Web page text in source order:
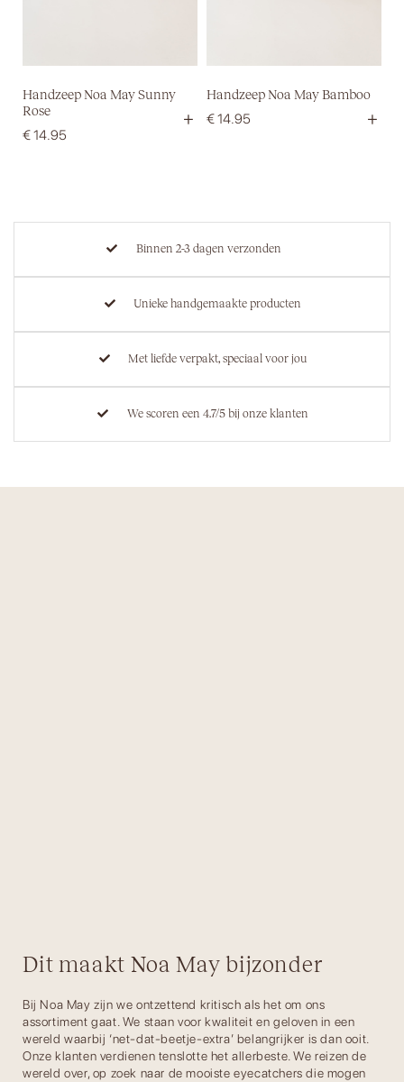
Handzeep Noa May Sunny
Rose
€14.95
+
Handzeep Noa May Bamboo
€14.95 +
Binnen 2-3 dagen verzonden
Unieke handgemaakte producten
Met liefde verpakt, speciaal voor jou
We scoren een 4.7/5 bij onze klanten
Dit maakt Noa May bijzonder
Bij Noa May zijn we ontzettend kritisch als het om ons
assortiment gaat. We staan voor kwaliteit en geloven in een
wereld waarbij ‘net-dat-beetje-extra’ belangrijker is dan ooit.
Onze klanten verdienen tenslotte het allerbeste. We reizen de
wereld over, op zoek naar de mooiste eyecatchers die mogen